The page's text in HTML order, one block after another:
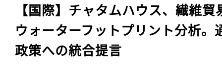
【国際】チャタムハウス、繊維貿
ウォーターフットプリント分析。
政策への統合提言